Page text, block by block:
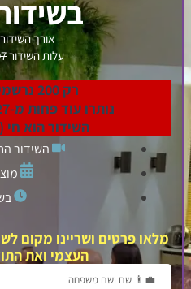
בשידור החי!
אורך השידור: 90 דק'
עלות השידור₪297חינם!
נותרו עוד פחות מ-27 מקומות! מהרו!
השידור הוא חי (לא
השידור החי יתקיים ב-Zoom
ושריינו מקום לשידור
העצמי ואת התוצאות